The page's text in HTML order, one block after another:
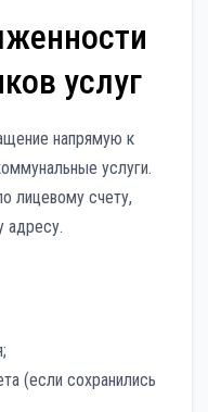
услуг
напрямую к
услуги.
лицевому счету,
адресу.
(если сохранились